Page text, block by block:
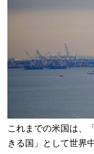
これまでの米国は、
きる国」として世界